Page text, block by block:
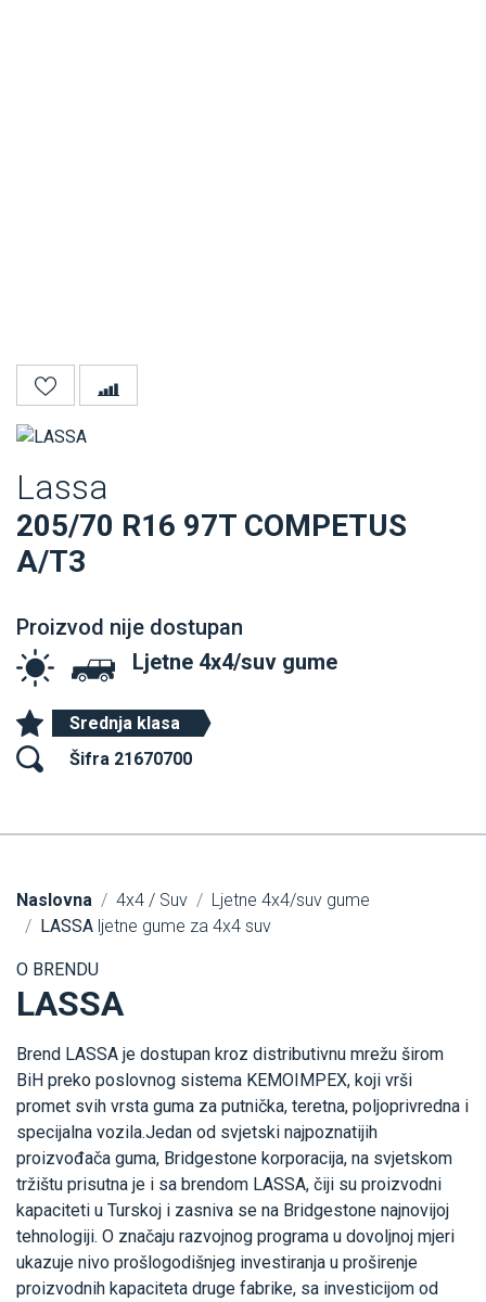
Lassa
205/70 R16 97T COMPETUS
A/T3
Proizvod nije dostupan
Ljetne 4x4/suv gume
Srednja klasa
Šifra 21670700
Naslovna 4x4 / Suv
Ljetne 4x4/suv gume
LASSA ljetne gume za 4x4 suv
O BRENDU
LASSA
Brend LASSA je dostupan kroz distributivnu mrežu širom
BiH preko poslovnog sistema KEMOIMPEX, koji vrši
promet svih vrsta guma za putnička, teretna, poljoprivredna i
specijalna vozila.Jedan od svjetski najpoznatijih
proizvođača guma, Bridgestone korporacija, na svjetskom
tržištu prisutna je i sa brendom LASSA, čiji su proizvodni
kapaciteti u Turskoj i zasniva se na Bridgestone najnovijoj
tehnologiji. O značaju razvojnog programa u dovoljnoj mjeri
ukazuje nivo prošlogodišnjeg investiranja u proširenje
proizvodnih kapaciteta druge fabrike, sa investicijom od